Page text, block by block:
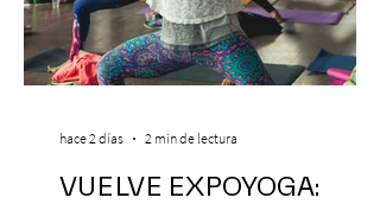
VUELVE EXPOYOGA:
hace 2 días 2 min de lectura